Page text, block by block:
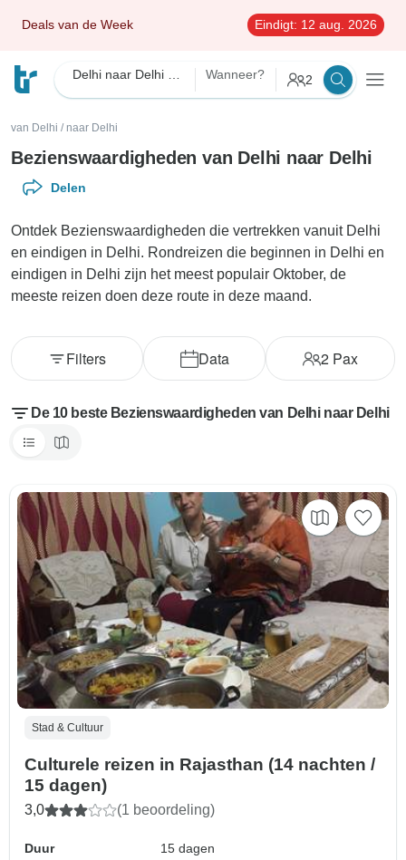
Deals van de Week Eindigt: 12 aug. 2026
Wanneer? 2
van Delhi / naar Delhi
Bezienswaardigheden van Delhi naar Delhi
Delen
Ontdek Bezienswaardigheden die vertrekken vanuit Delhi
en eindigen in Delhi. Rondreizen die beginnen in Delhi en
eindigen in Delhi zijn het meest populair Oktober, de
meeste reizen doen deze route in deze maand.
Data 2 Pax
Filters
De 10 beste Bezienswaardigheden van Delhi naar Delhi
Stad & Cultuur
Culturele reizen in Rajasthan (14 nachten /
15 dagen)
3,0 (1 beoordeling)
Duur
15 dagen